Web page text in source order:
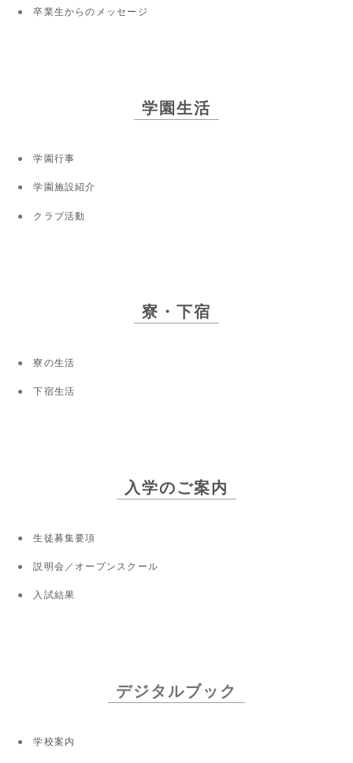
卒業生からのメッセージ
学園生活
学園行事
学園施設紹介
クラブ活動
寮・下宿
寮の生活
下宿生活
入学のご案内
生徒募集要項
説明会／オープンスクール
入試結果
デジタルブック
学校案内